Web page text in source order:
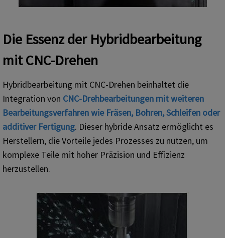
Die Essenz der Hybridbearbeitung
mit CNC-Drehen
Hybridbearbeitung mit CNC-Drehen beinhaltet die
Integration von CNC-Drehbearbeitungen mit weiteren
Bearbeitungsverfahren wie Fräsen, Bohren, Schleifen oder
additiver Fertigung. Dieser hybride Ansatz ermöglicht es
Herstellern, die Vorteile jedes Prozesses zu nutzen, um
komplexe Teile mit hoher Präzision und Effizienz
herzustellen.